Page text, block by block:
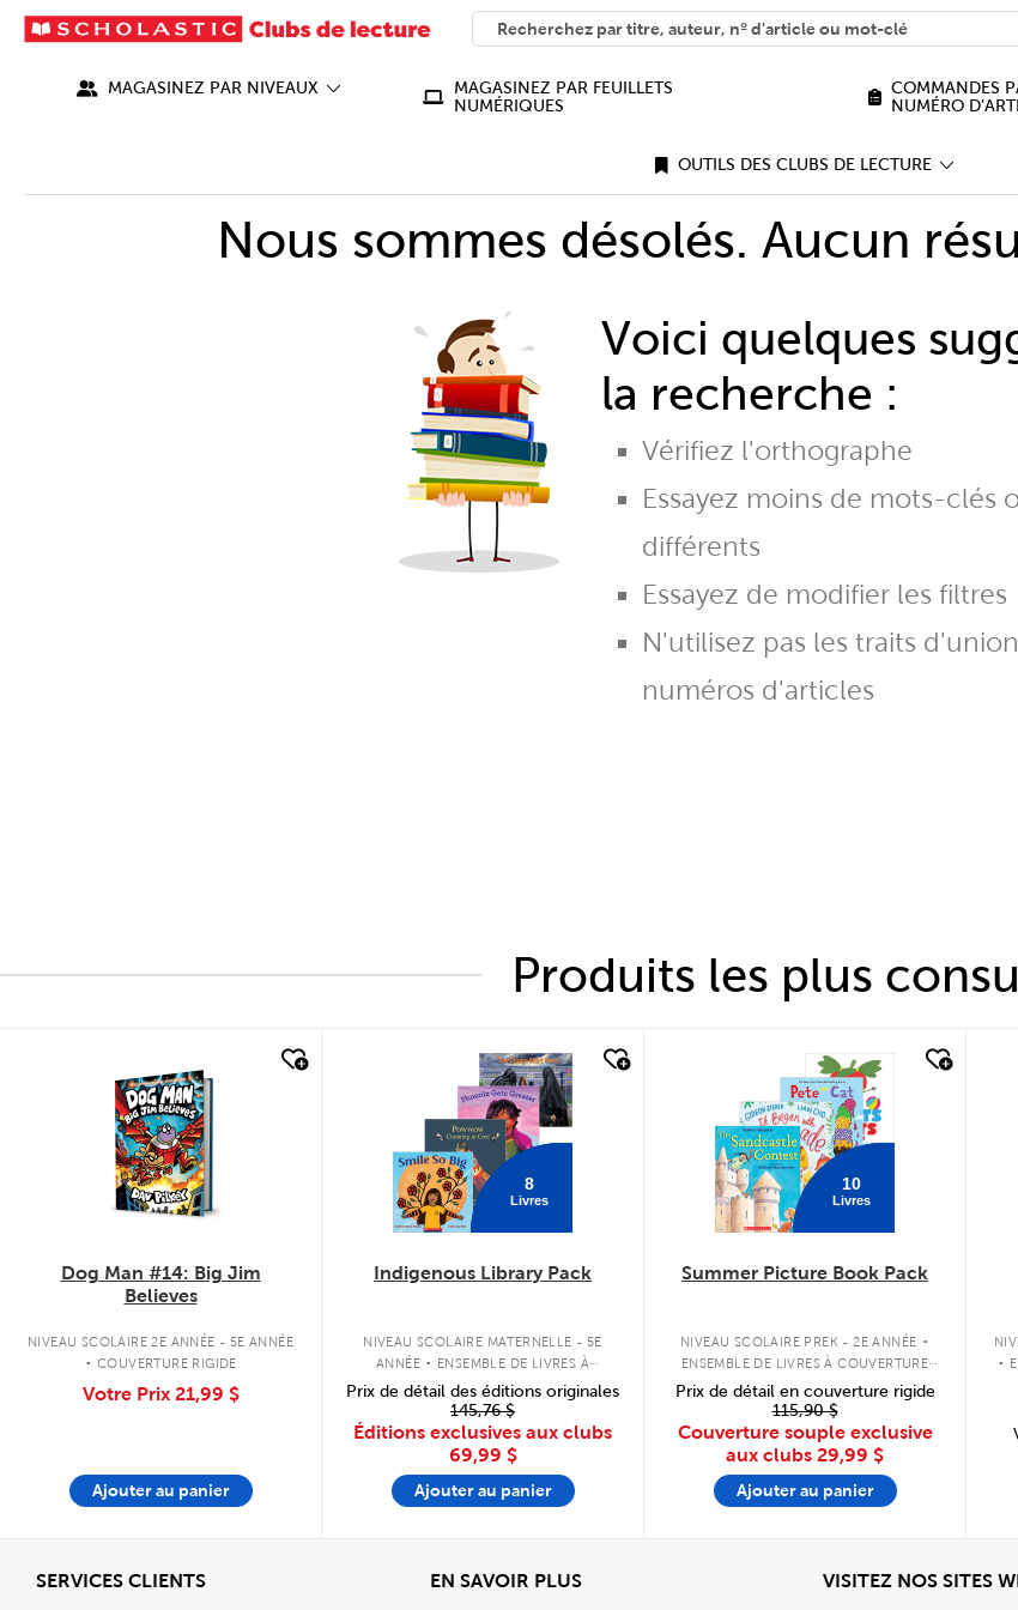
SEARCH
What can we help you find?
MAGASINEZ PAR NIVEAUX
MAGASINEZ PAR FEUILLETS
NUMÉRIQUES
COMMANDES
NUMÉRO
OUTILS DES CLUBS DE LECTURE
Nous sommes désolés. Aucun
Voici quelques
la recherche :
Vérifiez l'orthographe
Essayez moins de mots-clés
différents
Essayez de modifier les filtres
N'utilisez pas les traits
numéros d'articles
Produits les plus
Dog Man #14: Big Jim
Believes
NIVEAU SCOLAIRE 2E ANNÉE - 5E ANNÉE
. COUVERTURE RIGIDE
Votre Prix 21,99 $
Ajouter au panier
8
Livres
Indigenous Library Pack
NIVEAU SCOLAIRE MATERNELLE - 5E
ANNÉE . ENSEMBLE DE LIVRES À
COUVERTURE SOUPLE
Prix de détail des éditions originales
145,76 $
Éditions exclusives aux clubs
69,99 $
Ajouter au panier
10
Livres
Summer Picture Book Pack
NIVEAU SCOLAIRE PREK - 2E ANNÉE .
ENSEMBLE DE LIVRES À COUVERTURE
Prix de détail en couverture rigide
115,90 $
Couverture souple exclusive
aux clubs 29,99 $
Ajouter au panier
.
SERVICES CLIENTSAfficher EN SAVOIR PLUSView VISITEZ NOS SITES